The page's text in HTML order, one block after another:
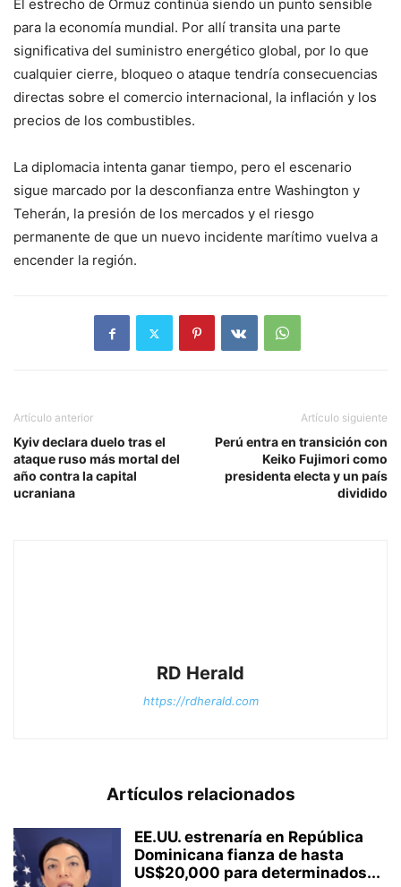
El estrecho de Ormuz continúa siendo un punto sensible
para la economía mundial. Por allí transita una parte
significativa del suministro energético global, por lo que
cualquier cierre, bloqueo o ataque tendría consecuencias
directas sobre el comercio internacional, la inflación y los
precios de los combustibles.
La diplomacia intenta ganar tiempo, pero el escenario
sigue marcado por la desconfianza entre Washington y
Teherán, la presión de los mercados y el riesgo
permanente de que un nuevo incidente marítimo vuelva a
encender la región.
Artículo anterior
Kyiv declara duelo tras el
ataque ruso más mortal del
año contra la capital
ucraniana
Artículo siguiente
Perú entra en transición con
Keiko Fujimori como
presidenta electa y un país
dividido
RD Herald
https://rdherald.com
Artículos relacionados
EE.UU. estrenaría en República
Dominicana fianza de hasta
US$20,000 para determinados...